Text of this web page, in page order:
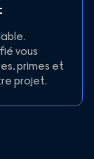
vous
primes et
projet.